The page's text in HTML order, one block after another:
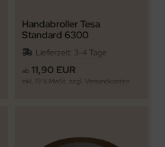
Handabroller Tesa
Standard 6300
Lieferzeit: 3-4 Tage
ab 11,90 EUR
inkl. 19 % MwSt. zzgl. Versandkosten